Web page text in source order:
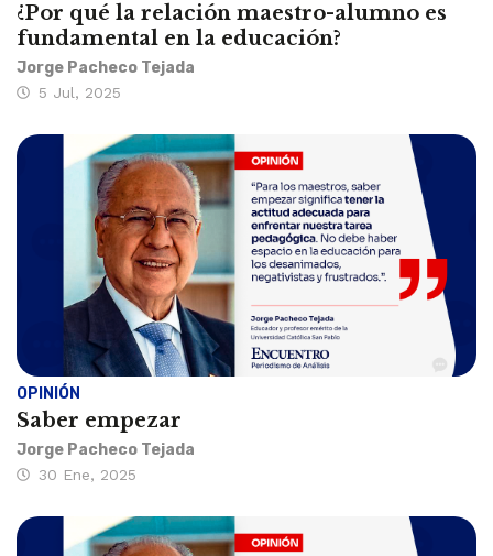
¿Por qué la relación maestro-alumno es
fundamental en la educación?
Jorge Pacheco Tejada
5 Jul, 2025
OPINIÓN
Saber empezar
Jorge Pacheco Tejada
30 Ene, 2025